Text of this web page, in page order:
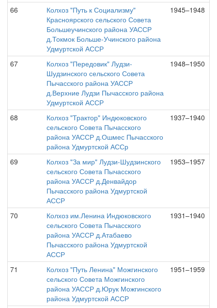
66
Колхоз "Путь к Социализму"
Красноярского сельского Совета
Большеучинского района УАССР
д.Токмок Больше-Учинского района
Удмуртской АССР
1945–1948
67
Колхоз "Передовик" Лудзи-
Шудзинского сельского Совета
Пычасского района УАССР
д.Верхние Лудзи Пычасского района
Удмуртской АССР
1948–1950
68
Колхоз "Трактор" Индюковского
сельского Совета Пычасского
района УАССР д.Ошмес Пычасского
района Удмуртской АССр
1937–1940
69
Колхоз "За мир" Лудзи-Шудзинского
сельского Совета Пычасского
района УАССР д.Денвайдор
Пычасского района Удмуртской
АССР
1953–1957
70
Колхоз им.Ленина Индюковского
сельского Совета Пычасского
района УАССР д.Атабаево
Пычасского района Удмуртской
АССР
1931–1940
71
Колхоз "Путь Ленина" Можгинского
сельского Совета Можгинского
района УАССР д.Юрук Можгинского
района Удмуртской АССР
1951–1959